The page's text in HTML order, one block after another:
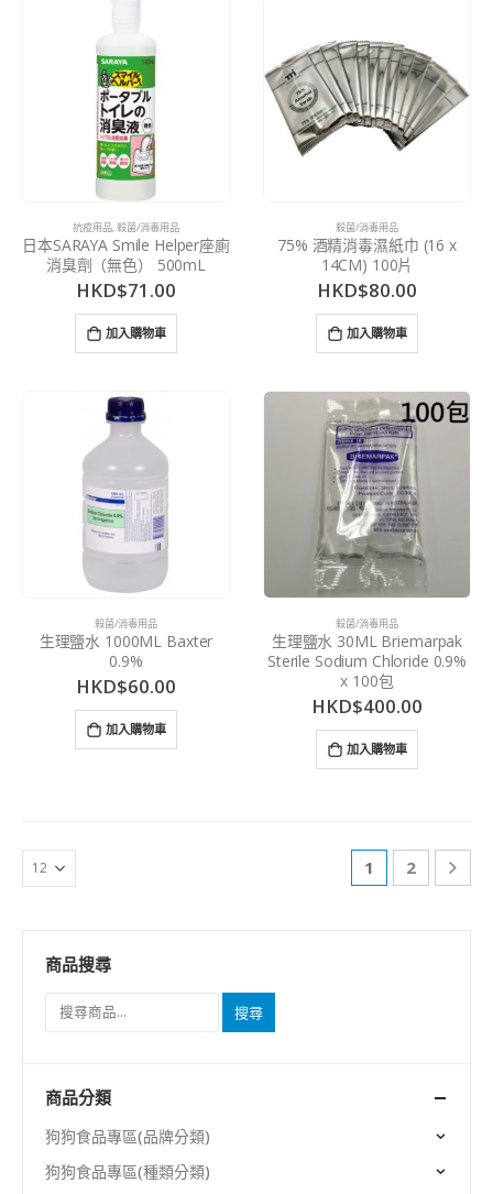
抗疫用品,殺菌/消毒用品
日本SARAYA Smile Helper座廁
消臭劑（無色） 500mL
HKD$71.00
加入購物車
殺菌/消毒用品
75% 酒精消毒濕紙巾 (16 x
14CM) 100片
HKD$80.00
加入購物車
殺菌/消毒用品
生理鹽水 1000ML Baxter
0.9%
HKD$60.00
加入購物車
殺菌/消毒用品
生理鹽水 30ML Briemarpak
Sterile Sodium Chloride 0.9%
x 100包
HKD$400.00
加入購物車
1 2
商品搜尋
搜尋
商品分類
狗狗食品專區(品牌分類)
狗狗食品專區(種類分類)